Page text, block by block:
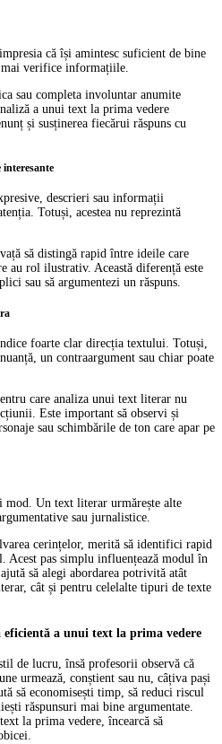
că își amintesc suficient de bine
mai verifice informațiile.
sau completa involuntar anumite
a unui text la prima vedere
și susținerea fiecărui răspuns cu
descrieri sau informații
Totuși, acestea nu reprezintă
să distingă rapid între ideile care
au rol ilustrativ. Această diferență este
sau să argumentezi un răspuns.
foarte clar direcția textului. Totuși,
un contraargument sau chiar poate
care analiza unui text literar nu
Este important să observi și
sau schimbările de ton care apar pe
mod. Un text literar urmărește alte
sau jurnalistice.
cerințelor, merită să identifici rapid
Acest pas simplu influențează modul în
să alegi abordarea potrivită atât
cât și pentru celelalte tipuri de texte
a unui text la prima vedere
de lucru, însă profesorii observă că
urmează, conștient sau nu, câțiva pași
să economisești timp, să reduci riscul
răspunsuri mai bine argumentate.
la prima vedere, încearcă să